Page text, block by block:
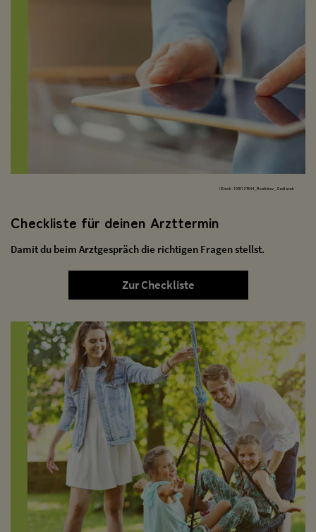
iStock-1070127844_Rostislav_Sedlacek
Checkliste für deinen Arzttermin
Damit du beim Arztgespräch die richtigen Fragen stellst.
Zur Checkliste